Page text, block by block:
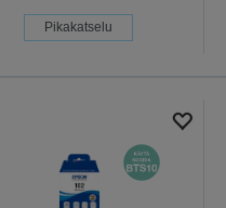
Pikakatselu